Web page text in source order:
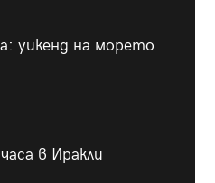
уикенд на морето
в Иракли